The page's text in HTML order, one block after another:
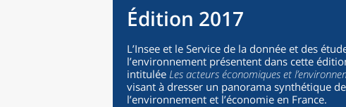
Édition 2017
L’Insee et le Service de la donnée et des
l’environnement présentent dans cette
intitulée Les acteurs économiques et
visant à dresser un panorama synthétique
l’environnement et l’économie en France.